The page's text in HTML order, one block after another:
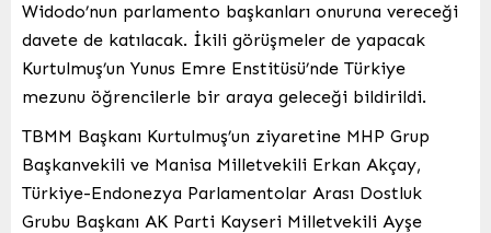
Widodo’nun parlamento başkanları onuruna vereceği
davete de katılacak. İkili görüşmeler de yapacak
Kurtulmuş’un Yunus Emre Enstitüsü’nde Türkiye
mezunu öğrencilerle bir araya geleceği bildirildi.
TBMM Başkanı Kurtulmuş’un ziyaretine MHP Grup
Başkanvekili ve Manisa Milletvekili Erkan Akçay,
Türkiye-Endonezya Parlamentolar Arası Dostluk
Grubu Başkanı AK Parti Kayseri Milletvekili Ayşe